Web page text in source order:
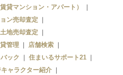
貸マンション・アパート）
ン売却査定
土地売却査定
管理
店舗検索
ック
住まいるサポート21
ャラクター紹介